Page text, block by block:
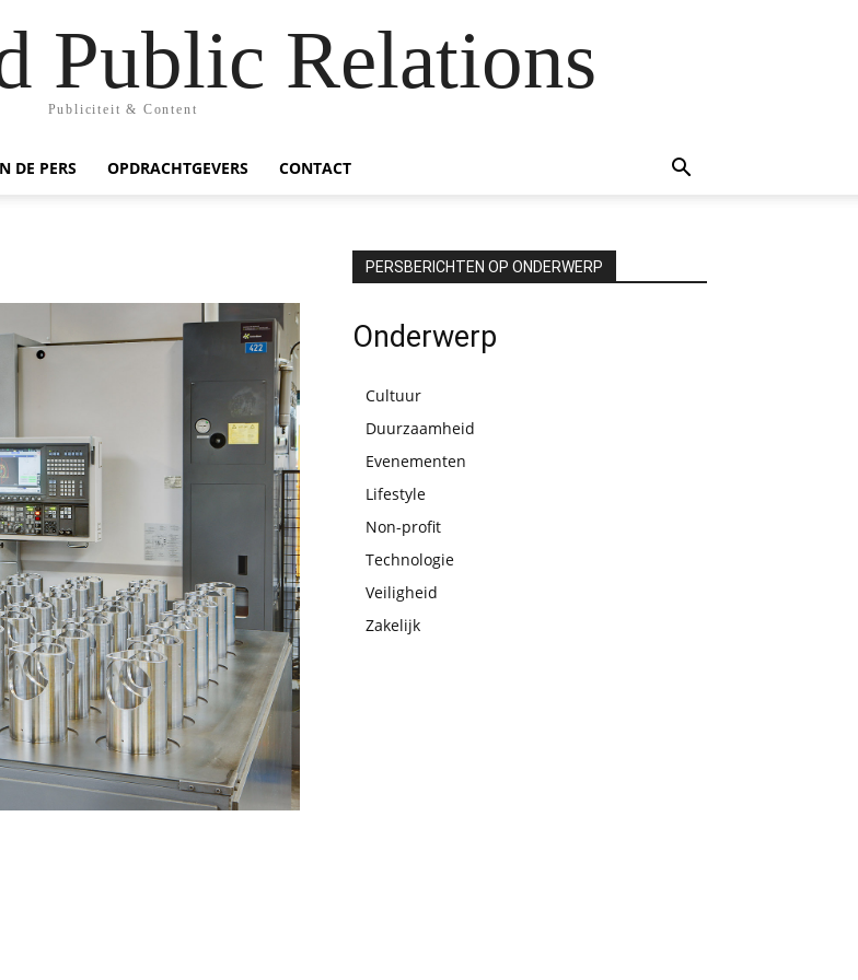
Public Relations
Publiciteit & Content
DE PERS OPDRACHTGEVERS CONTACT
PERSBERICHTEN OP ONDERWERP
Onderwerp
Cultuur
Duurzaamheid
Evenementen
Lifestyle
Non-profit
Technologie
Veiligheid
Zakelijk